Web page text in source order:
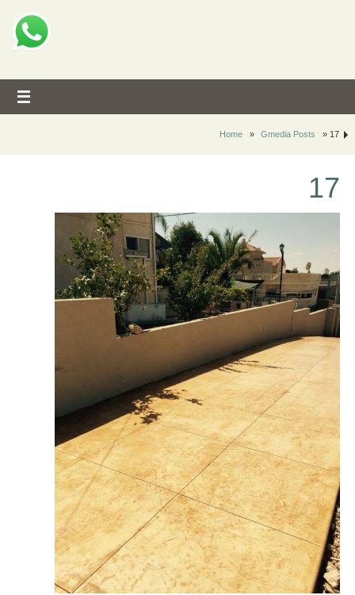
Home » Gmedia Posts » 17
17